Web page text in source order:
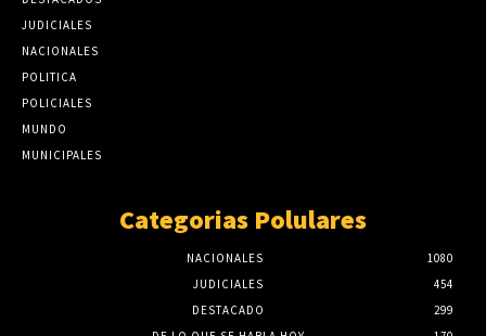
JUDICIALES
NACIONALES
POLITICA
POLICIALES
MUNDO
MUNICIPALES
Categorias Polulares
NACIONALES
1080
JUDICIALES
454
DESTACADO
299